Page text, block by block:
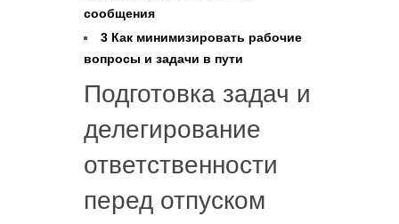
сообщения
3 Как минимизировать рабочие
вопросы и задачи в пути
Подготовка задач и
делегирование
ответственности
перед отпуском